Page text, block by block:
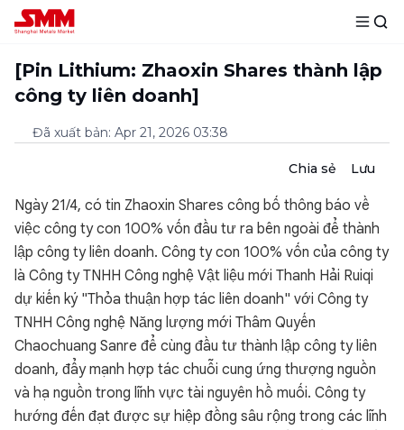
[Pin Lithium: Zhaoxin Shares thành lập
công ty liên doanh]
Đã xuất bản: Apr 21, 2026 03:38
Chia sẻ Lưu
Ngày 21/4, có tin Zhaoxin Shares công bố thông báo về
việc công ty con 100% vốn đầu tư ra bên ngoài để thành
lập công ty liên doanh. Công ty con 100% vốn của công ty
là Công ty TNHH Công nghệ Vật liệu mới Thanh Hải Ruiqi
dự kiến ký "Thỏa thuận hợp tác liên doanh" với Công ty
TNHH Công nghệ Năng lượng mới Thâm Quyến
Chaochuang Sanre để cùng đầu tư thành lập công ty liên
doanh, đẩy mạnh hợp tác chuỗi cung ứng thượng nguồn
và hạ nguồn trong lĩnh vực tài nguyên hồ muối. Công ty
hướng đến đạt được sự hiệp đồng sâu rộng trong các lĩnh